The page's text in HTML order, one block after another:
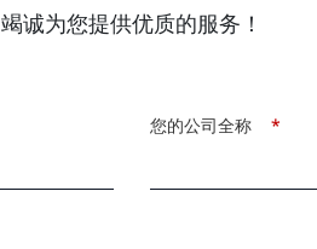
竭诚为您提供优质的服务！
*
您的公司全称